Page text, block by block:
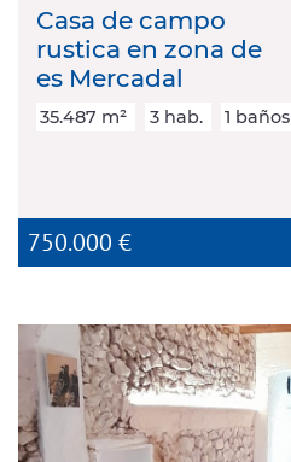
Casa de campo
rustica en zona de
es Mercadal
35.487 m² 3 hab. 1 baños
750.000 €